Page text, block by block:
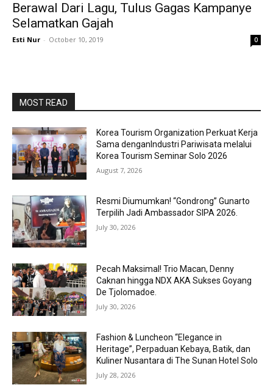
Berawal Dari Lagu, Tulus Gagas Kampanye
Selamatkan Gajah
Esti Nur - October 10, 2019 0
MOST READ
Korea Tourism Organization Perkuat Kerja
Sama denganIndustri Pariwisata melalui
Korea Tourism Seminar Solo 2026
August 7, 2026
Resmi Diumumkan! “Gondrong” Gunarto
Terpilih Jadi Ambassador SIPA 2026.
July 30, 2026
Pecah Maksimal! Trio Macan, Denny
Caknan hingga NDX AKA Sukses Goyang
De Tjolomadoe.
July 30, 2026
Fashion & Luncheon “Elegance in
Heritage”, Perpaduan Kebaya, Batik, dan
Kuliner Nusantara di The Sunan Hotel Solo
July 28, 2026